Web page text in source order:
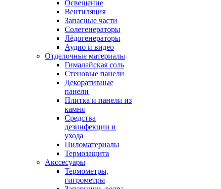
Освещение
Вентиляция
Запасные части
Солегенераторы
Лёдогенераторы
Аудио и видео
Отделочные материалы
Гималайская соль
Стеновые панели
Декоративные
панели
Плитка и панели из
камня
Средства
дезинфекции и
ухода
Пиломатериалы
Термозащита
Аксcесуары
Термометры,
гигрометры